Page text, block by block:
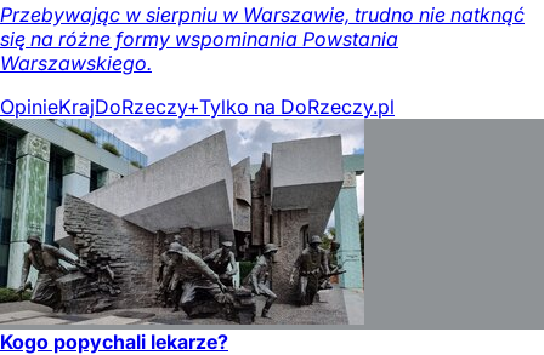
Przebywając w sierpniu w Warszawie, trudno nie natknąć
się na różne formy wspominania Powstania
Warszawskiego.
OpinieKrajDoRzeczy+Tylko na DoRzeczy.pl
Kogo popychali lekarze?